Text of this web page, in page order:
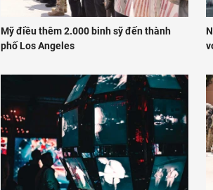
Mỹ điều thêm 2.000 binh sỹ đến thành
phố Los Angeles